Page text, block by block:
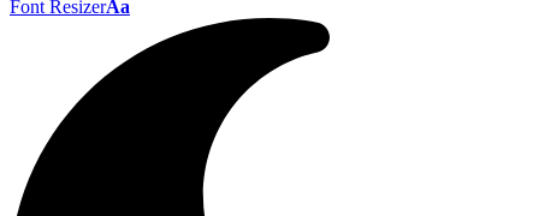
Font ResizerAa